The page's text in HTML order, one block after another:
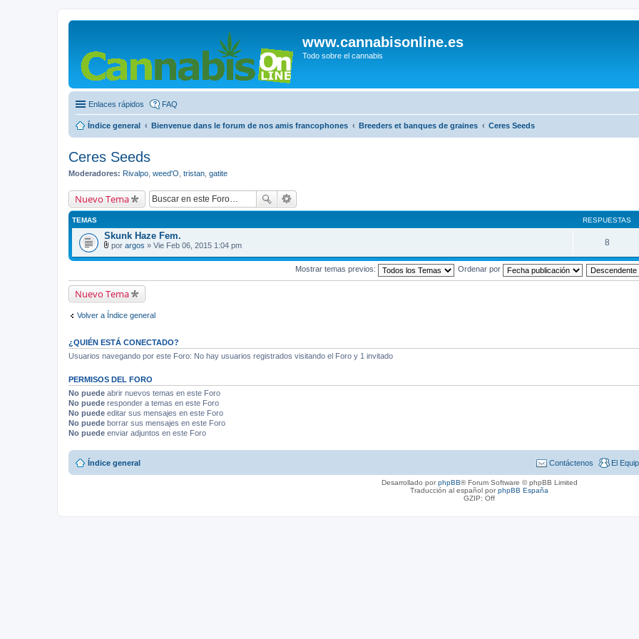
www.cannabisonline.es
Todo sobre el cannabis
Enlaces rápidos FAQ
Índice general Bienvenue dans le forum de nos amis francophones Breeders et banques de graines Ceres Seeds
Ceres Seeds
Moderadores: Rivalpo weed'O tristan gatite
Nuevo Tema
TEMAS RESPUESTAS
Skunk Haze Fem.
A
d
n
t
o
(
s
por argos » Vie Feb 06, 2015 1:04 pm 8
Mostrar temas previos: Ordenar por
Nuevo Tema
Volver a Índice general
¿QUIÉN ESTÁ CONECTADO?
Usuarios navegando por este Foro: No hay usuarios registrados visitando el Foro y 1 invitado
PERMISOS DEL FORO
No puede abrir nuevos temas en este Foro
No puede responder a temas en este Foro
No puede editar sus mensajes en este Foro
No puede borrar sus mensajes en este Foro
No puede enviar adjuntos en este Foro
Índice general El
Contáctenos
Desarrollado porphpBB® Forum Software © phpBB Limited
Traducción al español porphpBB España
GZIP: Off